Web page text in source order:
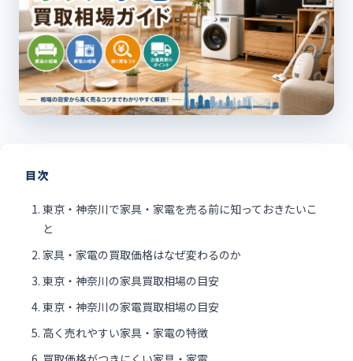
目次
東京・神奈川で家具・家電を売る前に知っておきたいこ
と
家具・家電の買取価格はなぜ変わるのか
東京・神奈川の家具買取相場の目安
東京・神奈川の家電買取相場の目安
高く売れやすい家具・家電の特徴